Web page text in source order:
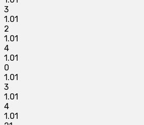
3
1.01
2
1.01
4
1.01
0
1.01
3
1.01
4
1.01